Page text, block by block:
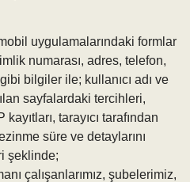
uygulamalarındaki formlar
numarası, adres, telefon,
bilgiler ile; kullanıcı adı ve
sayfalardaki tercihleri,
tarayıcı tarafından
süre ve detaylarını
şeklinde;
çalışanlarımız, şubelerimiz,